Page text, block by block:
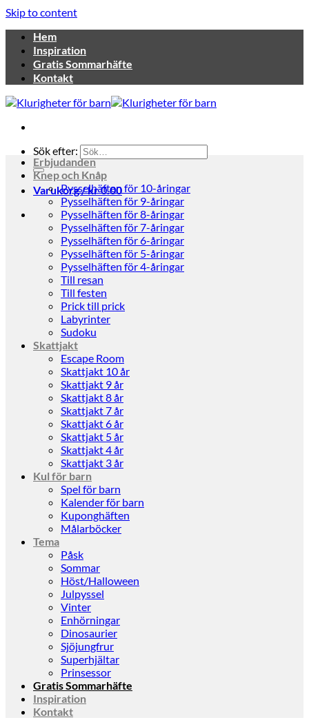
Skip to content
Hem
Inspiration
Gratis Sommarhäfte
Kontakt
Sök efter:
Varukorg /kr0.00
Erbjudanden
Knep och Knåp
Pysselhäften för 10-åringar
Pysselhäften för 9-åringar
Pysselhäften för 8-åringar
Pysselhäften för 7-åringar
Pysselhäften för 6-åringar
Pysselhäften för 5-åringar
Pysselhäften för 4-åringar
Till resan
Till festen
Prick till prick
Labyrinter
Sudoku
Skattjakt
Escape Room
Skattjakt 10 år
Skattjakt 9 år
Skattjakt 8 år
Skattjakt 7 år
Skattjakt 6 år
Skattjakt 5 år
Skattjakt 4 år
Skattjakt 3 år
Kul för barn
Spel för barn
Kalender för barn
Kuponghäften
Målarböcker
Tema
Påsk
Sommar
Höst/Halloween
Julpyssel
Vinter
Enhörningar
Dinosaurier
Sjöjungfrur
Superhjältar
Prinsessor
Gratis Sommarhäfte
Inspiration
Kontakt